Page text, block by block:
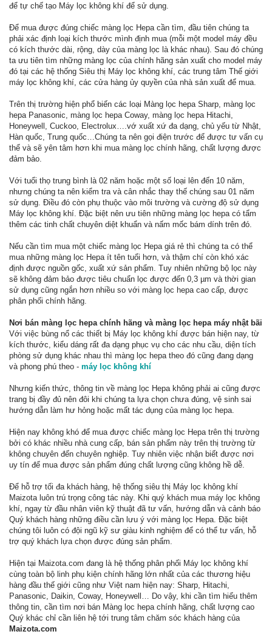
để tự chế tạo Máy lọc không khí để sử dụng.
Để mua được đúng chiếc màng lọc Hepa cần tìm, đầu tiên chúng ta
phải xác định loại kích thước mình định mua (mỗi một model máy đều
có kích thước dài, rộng, dày của màng lọc là khác nhau). Sau đó chúng
ta ưu tiên tìm những màng lọc của chính hãng sản xuất cho model máy
đó tại các hệ thống Siêu thị Máy lọc không khí, các trung tâm Thế giới
máy lọc không khí, các cửa hàng ủy quyền của nhà sản xuất để mua.
Trên thị trường hiện phổ biến các loại Màng lọc hepa Sharp, màng lọc
hepa Panasonic, màng lọc hepa Coway, màng lọc hepa Hitachi,
Honeywell, Cuckoo, Electrolux….vớ xuất xứ đa dạng, chủ yếu từ Nhật,
Hàn quốc, Trung quốc…Chúng ta nên gọi điện trước để được tư vấn cụ
thể và sẽ yên tâm hơn khi mua màng lọc chính hãng, chất lượng được
đảm bảo.
Với tuổi thọ trung bình là 02 năm hoặc một số loại lên đến 10 năm,
nhưng chúng ta nên kiểm tra và cân nhắc thay thế chúng sau 01 năm
sử dụng. Điều đó còn phụ thuộc vào môi trường và cường độ sử dụng
Máy lọc không khí. Đặc biệt nên ưu tiên những màng lọc hepa có tẩm
thêm các tinh chất chuyên diệt khuẩn và nấm mốc bám dính trên đó.
Nếu cần tìm mua một chiếc màng lọc Hepa giá rẻ thì chúng ta có thể
mua những màng lọc Hepa ít tên tuổi hơn, và thậm chí còn khó xác
định được nguồn gốc, xuất xứ sản phẩm. Tuy nhiên những bộ lọc này
sẽ không đảm bảo được tiêu chuẩn lọc được đến 0,3 µm và thời gian
sử dụng cũng ngắn hơn nhiều so với màng lọc hepa cao cấp, được
phân phối chính hãng.
Nơi bán màng lọc hepa chính hãng và màng lọc hepa máy nhật bãi
Với việc bùng nổ các thiết bị Máy lọc không khí được bán hiện nay, từ
kích thước, kiểu dáng rất đa dạng phục vụ cho các nhu cầu, diện tích
phòng sử dụng khác nhau thì màng lọc hepa theo đó cũng đang dạng
và phong phú theo - máy lọc không khí
Nhưng kiến thức, thông tin về màng lọc Hepa không phải ai cũng được
trang bị đầy đủ nên đôi khi chúng ta lựa chọn chưa đúng, vệ sinh sai
hướng dẫn làm hư hỏng hoặc mất tác dụng của màng lọc hepa.
Hiện nay không khó để mua được chiếc màng lọc Hepa trên thị trường
bởi có khác nhiều nhà cung cấp, bán sản phẩm này trên thị trường từ
không chuyên đến chuyên nghiệp. Tuy nhiên việc nhận biết được nơi
uy tín để mua được sản phẩm đúng chất lượng cũng không hề dễ.
Để hỗ trợ tối đa khách hàng, hệ thống siêu thị Máy lọc không khí
Maizota luôn trú trọng công tác này. Khi quý khách mua máy lọc không
khí, ngay từ đầu nhân viên kỹ thuật đã tư vấn, hướng dẫn và cảnh báo
Quý khách hàng những điều cần lưu ý với màng lọc Hepa. Đặc biệt
chúng tôi luôn có đội ngũ kỹ sư giàu kinh nghiệm để có thể tư vấn, hỗ
trợ quý khách lựa chọn được đúng sản phẩm.
Hiện tại Maizota.com đang là hệ thống phân phối Máy lọc không khí
cùng toàn bộ linh phụ kiện chính hãng lớn nhất của các thương hiệu
hàng đầu thế giới cũng như Việt nam hiện nay: Sharp, Hitachi,
Panasonic, Daikin, Coway, Honeywell… Do vậy, khi cần tìm hiểu thêm
thông tin, cần tìm nơi bán Màng lọc hepa chính hãng, chất lượng cao
Quý khác chỉ cần liên hệ tới trung tâm chăm sóc khách hàng của
Maizota.com